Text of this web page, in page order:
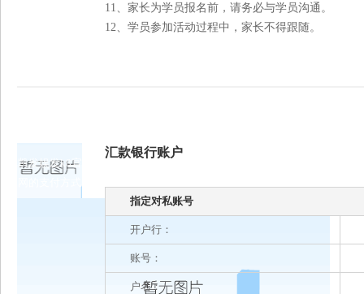
11、家长为学员报名前，请务必与学员沟通。
12、学员参加活动过程中，家长不得跟随。
凯发娱发k8官
汇款银行账户
指定对私账号
开户行：
账号：
户名：